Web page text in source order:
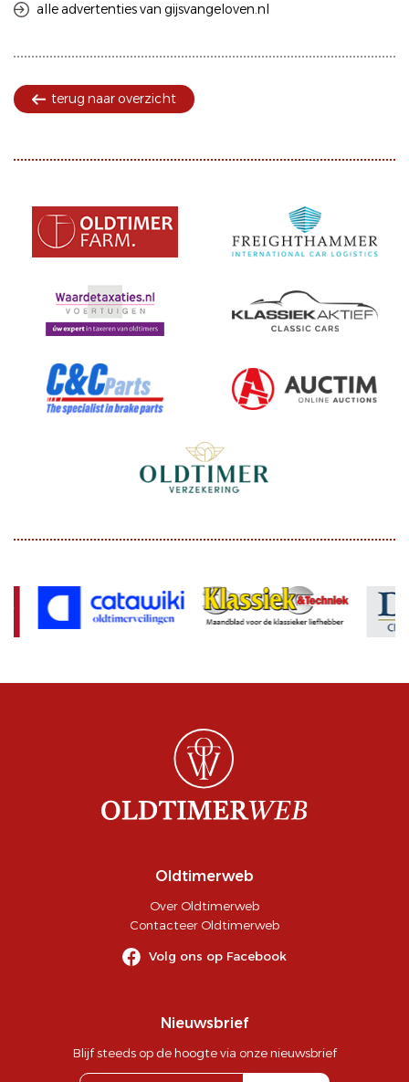
alle advertenties van gijsvangeloven.nl
terug naar overzicht
Oldtimerweb
Over Oldtimerweb
Contacteer Oldtimerweb
Volg ons op Facebook
Nieuwsbrief
Blijf steeds op de hoogte via onze nieuwsbrief